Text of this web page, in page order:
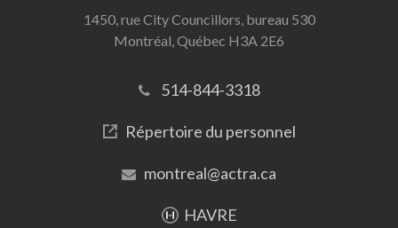
1450, rue City Councillors, bureau 530
Montréal, Québec H3A 2E6
514-844-3318
Répertoire du personnel
montreal@actra.ca
HAVRE